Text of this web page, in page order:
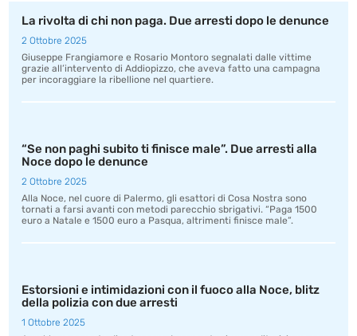
La rivolta di chi non paga. Due arresti dopo le denunce
2 Ottobre 2025
Giuseppe Frangiamore e Rosario Montoro segnalati dalle vittime
grazie all’intervento di Addiopizzo, che aveva fatto una campagna
per incoraggiare la ribellione nel quartiere.
“Se non paghi subito ti finisce male”. Due arresti alla
Noce dopo le denunce
2 Ottobre 2025
Alla Noce, nel cuore di Palermo, gli esattori di Cosa Nostra sono
tornati a farsi avanti con metodi parecchio sbrigativi. “Paga 1500
euro a Natale e 1500 euro a Pasqua, altrimenti finisce male”.
Estorsioni e intimidazioni con il fuoco alla Noce, blitz
della polizia con due arresti
1 Ottobre 2025